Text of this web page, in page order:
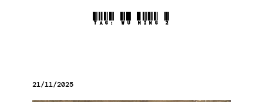
TAG:WU MING 2
21/11/2025